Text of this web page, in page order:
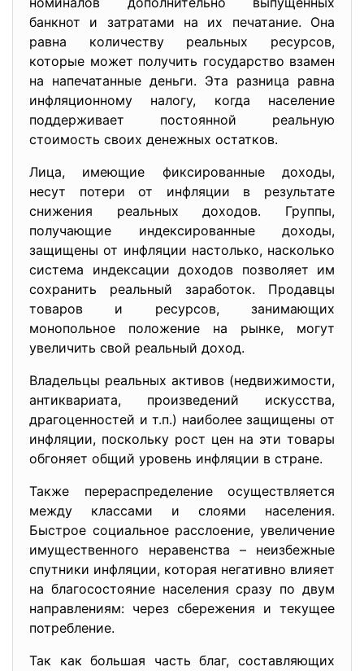
банкнот и затратами на их печатание. Она
равна количеству реальных ресурсов,
которые может получить государство взамен
на напечатанные деньги. Эта разница равна
инфляционному налогу, когда население
поддерживает постоянной реальную
стоимость своих денежных остатков.
Лица, имеющие фиксированные доходы,
несут потери от инфляции в результате
снижения реальных доходов. Группы,
получающие индексированные доходы,
защищены от инфляции настолько, насколько
система индексации доходов позволяет им
сохранить реальный заработок. Продавцы
товаров и ресурсов, занимающих
монопольное положение на рынке, могут
увеличить свой реальный доход.
Владельцы реальных активов (недвижимости,
антиквариата, произведений искусства,
драгоценностей и т.п.) наиболее защищены от
инфляции, поскольку рост цен на эти товары
обгоняет общий уровень инфляции в стране.
Также перераспределение осуществляется
между классами и слоями населения.
Быстрое социальное расслоение, увеличение
имущественного неравенства – неизбежные
спутники инфляции, которая негативно влияет
на благосостояние населения сразу по двум
направлениям: через сбережения и текущее
потребление.
Так как большая часть благ, составляющих